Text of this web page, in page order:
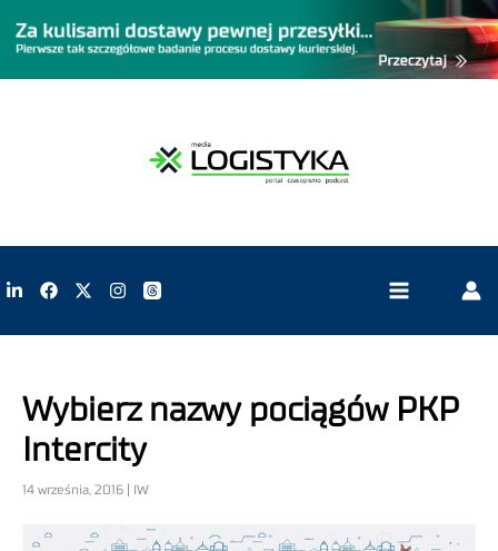
Wybierz nazwy pociągów PKP
Intercity
14 września, 2016 | IW